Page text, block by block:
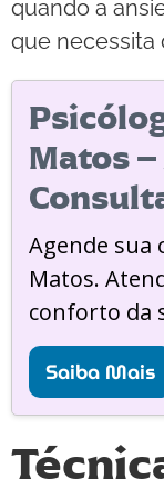
quando a
que necessita
Matos
Agende sua
Matos.
conforto da
Saiba Mais